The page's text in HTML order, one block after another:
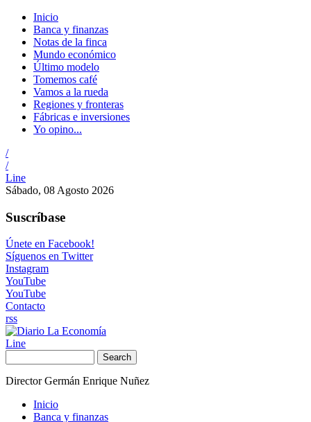
Inicio
Banca y finanzas
Notas de la finca
Mundo económico
Último modelo
Tomemos café
Vamos a la rueda
Regiones y fronteras
Fábricas e inversiones
Yo opino...
/
/
Line
Sábado, 08 Agosto 2026
Suscríbase
Únete en Facebook!
Síguenos en Twitter
Instagram
YouTube
YouTube
Contacto
rss
Line
Search
Director Germán Enrique Nuñez
Inicio
Banca y finanzas